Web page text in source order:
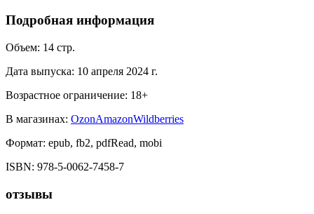
Подробная информация
Объем: 14 стр.
Дата выпуска: 10 апреля 2024 г.
Возрастное ограничение: 18+
В магазинах: OzonAmazonWildberries
Формат: epub, fb2, pdfRead, mobi
ISBN: 978-5-0062-7458-7
отзывы